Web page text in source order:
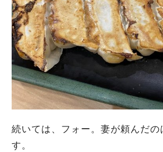
続いては、フォー。妻が頼んだ
す。